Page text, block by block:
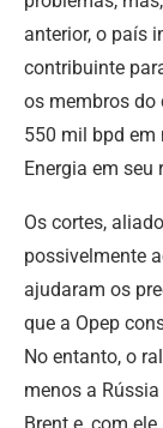
anterior, o país
contribuinte
os membros do
550 mil bpd em
Energia em seu
Os cortes,
possivelmente
ajudaram os
que a Opep
No entanto, o
menos a